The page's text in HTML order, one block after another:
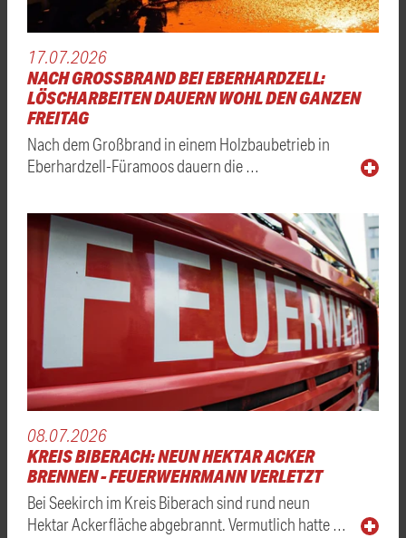
17.07.2026
NACH GROSSBRAND BEI EBERHARDZELL: L
ÖSCHARBEITEN DAUERN WOHL DEN GANZEN F
REITAG
Nach dem Großbrand in einem Holzbaubetrieb in
Eberhardzell-Füramoos dauern die …
08.07.2026
KREIS BIBERACH: NEUN HEKTAR ACKER
BRENNEN - FEUERWEHRMANN VERLETZT
Bei Seekirch im Kreis Biberach sind rund neun
Hektar Ackerfläche abgebrannt. Vermutlich hatte …